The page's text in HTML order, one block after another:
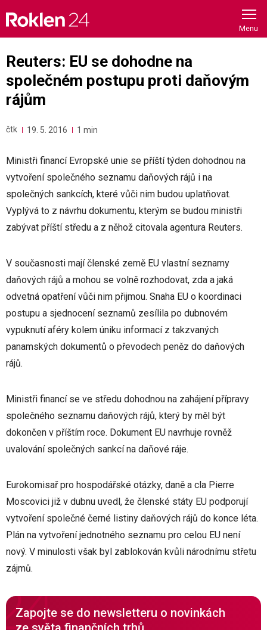
content
Reuters: EU se dohodne na
společném postupu proti daňovým
rájům
čtk 19. 5. 2016 1 min
Ministři financí Evropské unie se příští týden dohodnou na
vytvoření společného seznamu daňových rájů i na
společných sankcích, které vůči nim budou uplatňovat.
Vyplývá to z návrhu dokumentu, kterým se budou ministři
zabývat příští středu a z něhož citovala agentura Reuters.
V současnosti mají členské země EU vlastní seznamy
daňových rájů a mohou se volně rozhodovat, zda a jaká
odvetná opatření vůči nim přijmou. Snaha EU o koordinaci
postupu a sjednocení seznamů zesílila po dubnovém
vypuknutí aféry kolem úniku informací z takzvaných
panamských dokumentů o převodech peněz do daňových
rájů.
Ministři financí se ve středu dohodnou na zahájení přípravy
společného seznamu daňových rájů, který by měl být
dokončen v příštím roce. Dokument EU navrhuje rovněž
uvalování společných sankcí na daňové ráje.
Eurokomisař pro hospodářské otázky, daně a cla Pierre
Moscovici již v dubnu uvedl, že členské státy EU podporují
vytvoření společné černé listiny daňových rájů do konce léta.
Plán na vytvoření jednotného seznamu pro celou EU není
nový. V minulosti však byl zablokován kvůli národnímu střetu
zájmů.
Zapojte se do newsletteru o novinkách